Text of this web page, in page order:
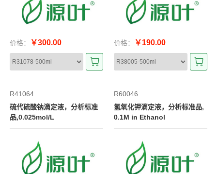
价格： ￥300.00 价格： ￥190.00
R41064
硫代硫酸钠滴定液，分析标准
品,0.025mol/L
R60046
氢氧化钾滴定液，分析标准品,
0.1M in Ethanol